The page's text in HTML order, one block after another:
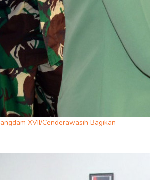
XVII/Cenderawasih Bagikan